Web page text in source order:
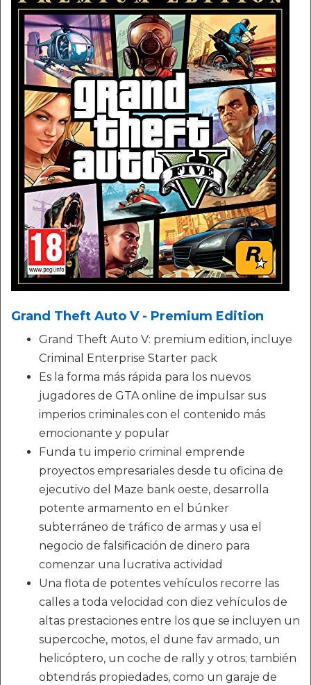
Grand Theft Auto V - Premium Edition
Grand Theft Auto V: premium edition, incluye
Criminal Enterprise Starter pack
Es la forma más rápida para los nuevos
jugadores de GTA online de impulsar sus
imperios criminales con el contenido más
emocionante y popular
Funda tu imperio criminal emprende
proyectos empresariales desde tu oficina de
ejecutivo del Maze bank oeste, desarrolla
potente armamento en el búnker
subterráneo de tráfico de armas y usa el
negocio de falsificación de dinero para
comenzar una lucrativa actividad
Una flota de potentes vehículos recorre las
calles a toda velocidad con diez vehículos de
altas prestaciones entre los que se incluyen un
supercoche, motos, el dune fav armado, un
helicóptero, un coche de rally y otros; también
obtendrás propiedades, como un garaje de